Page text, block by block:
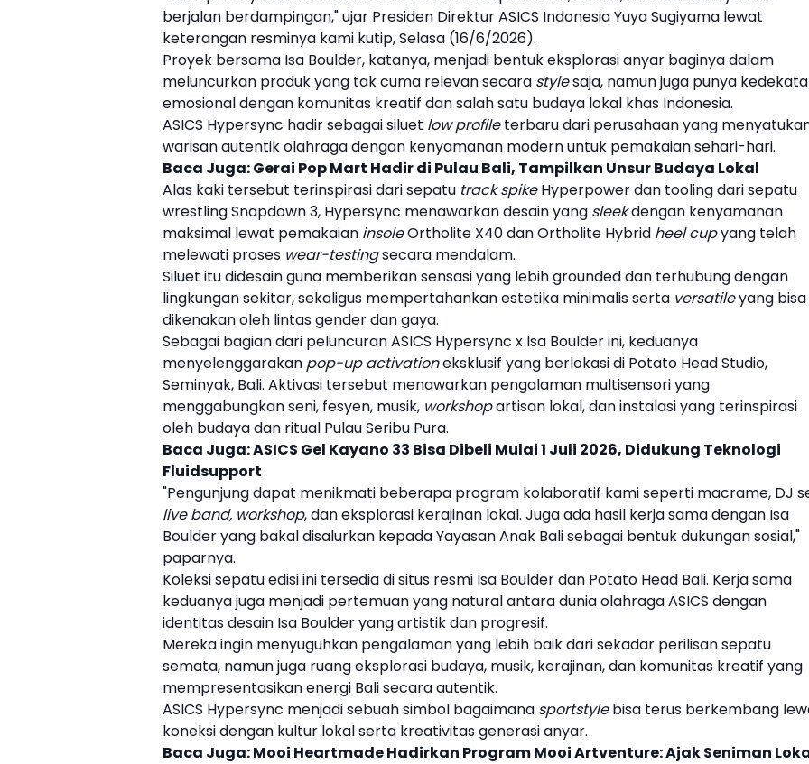
berjalan berdampingan," ujar Presiden DirekturASICS Indonesia Yuya Sugiyama lewat
keterangan resminya kami kutip, Selasa (16/6/2026).
Proyek bersama Isa Boulder, katanya, menjadi bentuk eksplorasi anyar baginya dalam
meluncurkan produk yang tak cuma relevan secara stylesaja, namun juga punya
emosional dengan komunitas kreatif dan salah satu budaya lokal khas Indonesia.
ASICS Hypersync hadir sebagai siluet low profileterbaru dari perusahaan yang
warisan autentik olahraga dengan kenyamanan modern untuk pemakaian sehari-hari.
Baca Juga:Gerai Pop Mart Hadir di Pulau Bali, Tampilkan Unsur Budaya Lokal
Alas kaki tersebut terinspirasi darisepatu track spikeHyperpower dan tooling darisepatu
wrestling Snapdown 3, Hypersync menawarkan desain yang sleekdengan kenyamanan
maksimal lewat pemakaian insoleOrtholite X40 dan Ortholite Hybrid heel cupyang telah
melewati proses wear-testingsecara mendalam.
Siluet itu didesain guna memberikan sensasi yang lebih grounded dan terhubung dengan
lingkungan sekitar, sekaligus mempertahankan estetika minimalis serta versatileyang bisa
dikenakan oleh lintas gender dan gaya.
Sebagai bagian dari peluncuranASICS Hypersync x Isa Boulderini, keduanya
menyelenggarakan pop-up activationeksklusif yang berlokasi di Potato Head Studio,
Seminyak, Bali. Aktivasi tersebut menawarkan pengalaman multisensori yang
menggabungkan seni, fesyen, musik, workshopartisan lokal, dan instalasi yang terinspirasi
oleh budaya dan ritual Pulau Seribu Pura.
Baca Juga:ASICS Gel Kayano 33 Bisa Dibeli Mulai 1 Juli 2026, Didukung Teknologi
Fluidsupport
"Pengunjung dapat menikmati beberapa program kolaboratif kami seperti macrame, DJ
live band, workshop, dan eksplorasi kerajinan lokal. Juga ada hasil kerja sama dengan Isa
Boulderyang bakal disalurkan kepada Yayasan Anak Bali sebagai bentuk dukungan sosial,"
paparnya.
Koleksisepatuedisi ini tersedia di situs resmi Isa Boulderdan Potato Head Bali. Kerja sama
keduanya juga menjadi pertemuan yang natural antara dunia olahragaASICS dengan
identitas desain Isa Boulderyang artistik dan progresif.
Mereka ingin menyuguhkan pengalaman yang lebih baik dari sekadar perilisansepatu
semata, namun juga ruang eksplorasi budaya, musik, kerajinan, dan komunitas kreatif yang
mempresentasikan energi Bali secara autentik.
ASICS Hypersync menjadi sebuah simbol bagaimana sportstylebisa terus berkembang
koneksi dengan kultur lokal serta kreativitas generasi anyar.
Baca Juga:Mooi Heartmade Hadirkan Program Mooi Artventure: Ajak Seniman